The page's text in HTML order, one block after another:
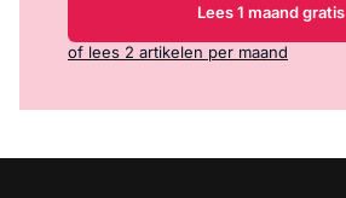
Lees 1 maand gratis
of lees 2 artikelen per maand